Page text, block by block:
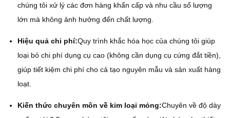
chúng tôi xử lý các đơn hàng khẩn cấp và nhu cầu số lượng
lớn mà không ảnh hưởng đến chất lượng.
Hiệu quả chi phí:Quy trình khắc hóa học của chúng tôi giúp
loại bỏ chi phí dụng cụ cao (không cần dụng cụ cứng đắt tiền),
giúp tiết kiệm chi phí cho cả tạo nguyên mẫu và sản xuất hàng
loạt.
Kiến thức chuyên môn về kim loại mỏng:Chuyên về độ dày